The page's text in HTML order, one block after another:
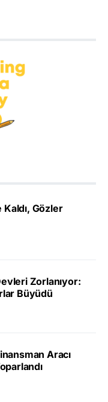
Kaldı, Gözler
Zorlanıyor:
Büyüdü
Aracı